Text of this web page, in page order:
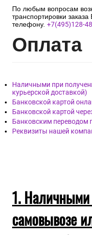
По любым вопросам
транспортировки
телефону. +7(495)128-
Оплата
Наличными при
курьерской доставкой)
Банковской картой
Банковской картой
Банковским переводом
Реквизиты нашей
1. Наличными
самовывозе